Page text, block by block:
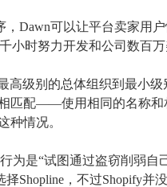
，Dawn可以让平台卖家用
千小时努力开发和公司数百
高级别的总体组织到最小
匹配——使用相同的名称
种情况。
为是“试图通过盗窃削弱
Shopline，不过Shopify并